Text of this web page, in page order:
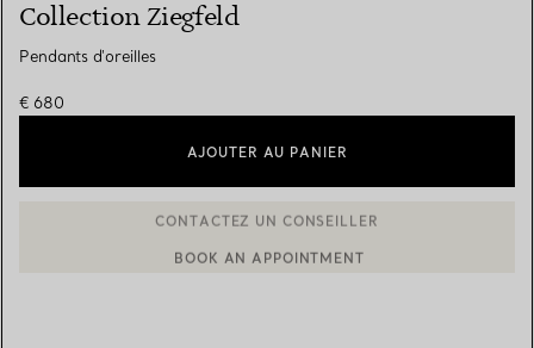
Collection Ziegfeld
Pendants d'oreilles
€ 680
AJOUTER AU PANIER